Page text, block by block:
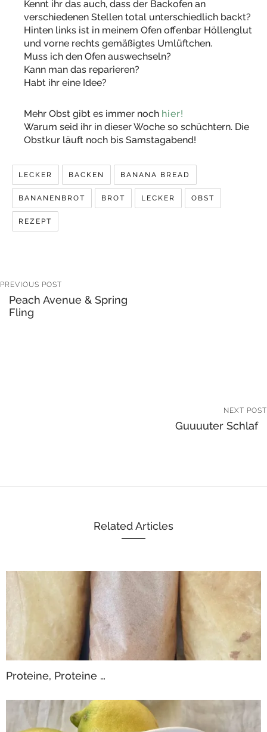
Kennt ihr das auch, dass der Backofen an
verschiedenen Stellen total unterschiedlich backt?
Hinten links ist in meinem Ofen offenbar Höllenglut
und vorne rechts gemäßigtes Umlüftchen.
Muss ich den Ofen auswechseln?
Kann man das reparieren?
Habt ihr eine Idee?
Mehr Obst gibt es immer noch hier!
Warum seid ihr in dieser Woche so schüchtern. Die
Obstkur läuft noch bis Samstagabend!
LECKER BACKEN BANANA BREAD
BANANENBROT BROT LECKER OBST
REZEPT
PREVIOUS POST
Peach Avenue & Spring
Fling
NEXT POST
Guuuuter Schlaf
Related Articles
Proteine, Proteine …